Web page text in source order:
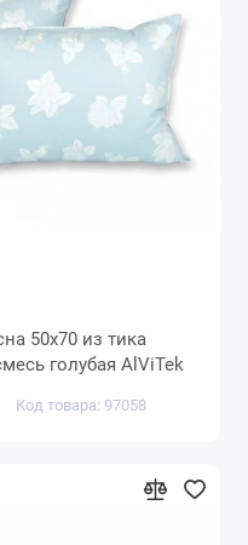
пухоперовая смесь голубая AlViTek
Код товара: 97058